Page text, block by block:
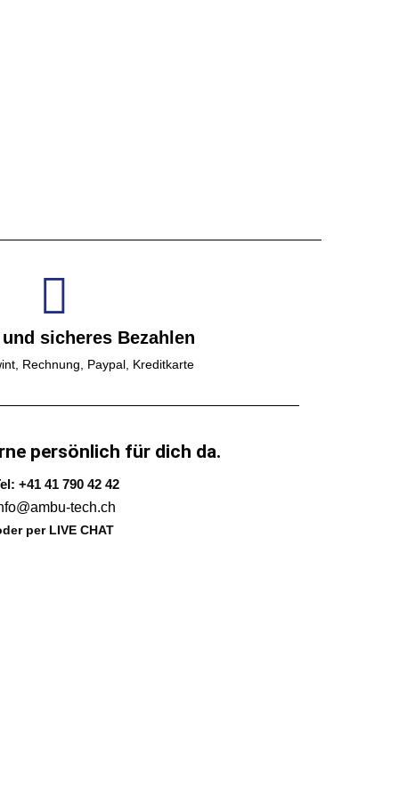
sicheres Bezahlen
Rechnung, Paypal, Kreditkarte
persönlich für dich da.
+41 41 790 42 42
tech.ch
per LIVE CHAT